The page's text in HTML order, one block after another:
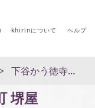
khirinについて ヘルプ
下谷かう徳寺前通り車坂町 堺屋
堺屋